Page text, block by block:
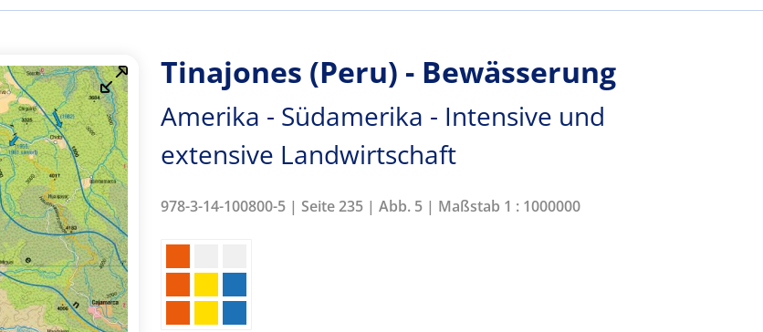
Tinajones (Peru) - Bewässerung
Amerika - Südamerika - Intensive und
extensive Landwirtschaft
978-3-14-100800-5 | Seite 235 | Abb. 5 | Maßstab 1 : 1000000